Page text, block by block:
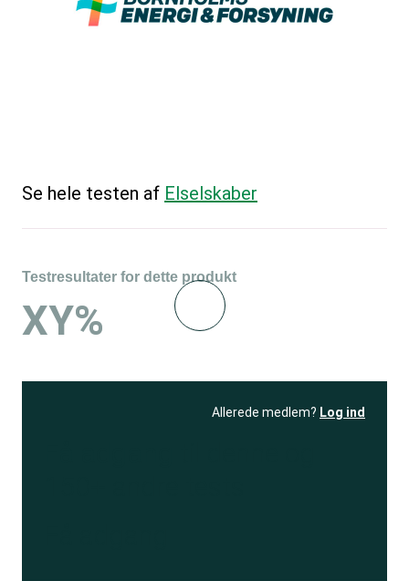
Se hele testen af Elselskaber
Testresultater for dette produkt
XY%
Allerede medlem? Log ind